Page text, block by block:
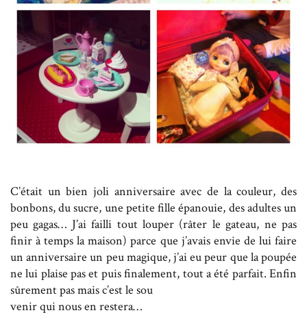
C’était un bien joli anniversaire avec de la couleur, des
bonbons, du sucre, une petite fille épanouie, des adultes un
peu gagas… J’ai failli tout louper (râter le gateau, ne pas
finir à temps la maison) parce que j’avais envie de lui faire
un anniversaire un peu magique, j’ai eu peur que la poupée
ne lui plaise pas et puis finalement, tout a été parfait. Enfin
sûrement pas mais c’est le sou
venir qui nous en restera…